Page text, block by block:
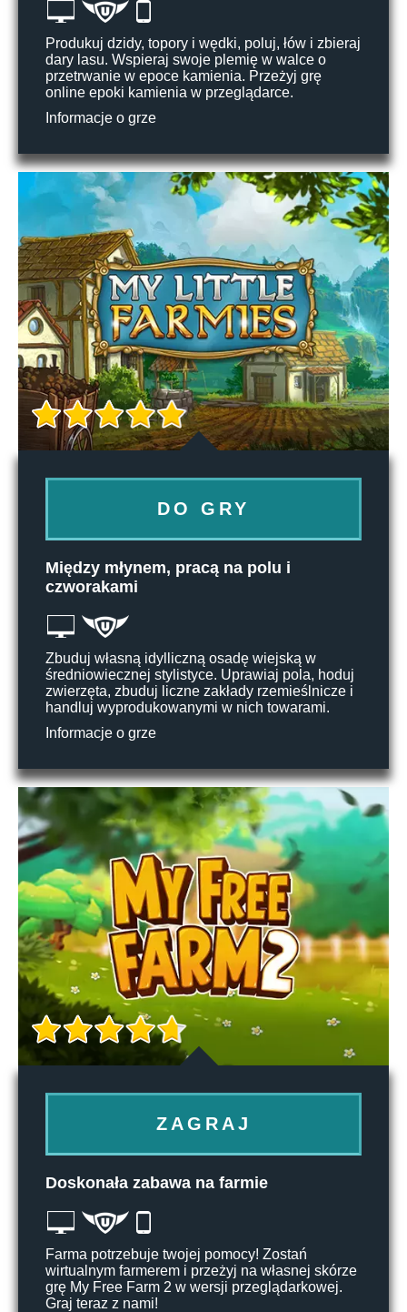
Produkuj dzidy, topory i wędki, poluj, łów i zbieraj
dary lasu. Wspieraj swoje plemię w walce o
przetrwanie w epoce kamienia. Przeżyj grę
online epoki kamienia w przeglądarce.
Informacje o grze
DO GRY
Między młynem, pracą na polu i
czworakami
Zbuduj własną idylliczną osadę wiejską w
średniowiecznej stylistyce. Uprawiaj pola, hoduj
zwierzęta, zbuduj liczne zakłady rzemieślnicze i
handluj wyprodukowanymi w nich towarami.
Informacje o grze
ZAGRAJ
Doskonała zabawa na farmie
Farma potrzebuje twojej pomocy! Zostań
wirtualnym farmerem i przeżyj na własnej skórze
grę My Free Farm 2 w wersji przeglądarkowej.
Graj teraz z nami!